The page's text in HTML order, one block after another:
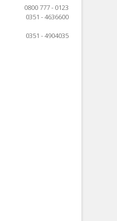
0800 777 - 0123
0351 - 4636600
0351 - 4904035